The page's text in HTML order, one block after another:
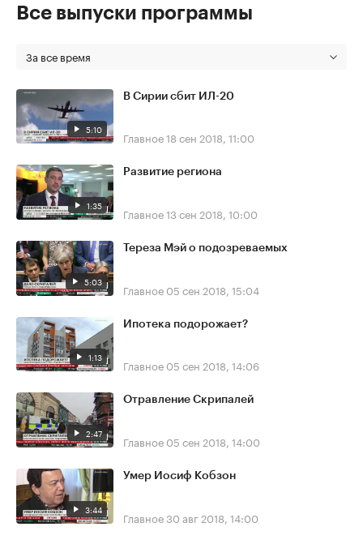
Все выпуски программы
За все время
5:10
В Сирии сбит ИЛ-20
Главное18 сен 2018, 11:00
1:35
Развитие региона
Главное13 сен 2018, 10:00
5:03
Тереза Мэй о подозреваемых
Главное 05 сен 2018, 15:04
1:13
Ипотека подорожает?
Главное 05 сен 2018, 14:06
2:47
Отравление Скрипалей
Главное 05 сен 2018, 14:00
3:44
Умер Иосиф Кобзон
Главное30 авг 2018, 14:00